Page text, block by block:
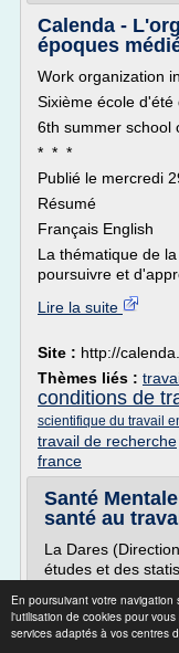
En poursuivant votre
l'utilisation de cookies pour
services adaptés à vos centres
Calenda -
époques
Work organization
Sixième école
6th summer school
* * *
Publié le mercredi
Résumé
Français English
La thématique de
poursuivre et
Lire la suite
Site : http://
Thèmes liés :
conditions de
scientifique du travail
travail de recherche
france
Santé
santé au
La Dares
études et des
travail publie un
les chiffres clés
travail en France,